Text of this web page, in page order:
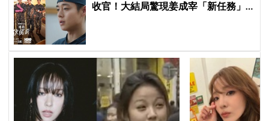
收官！大結局驚現姜成宰「新任務」